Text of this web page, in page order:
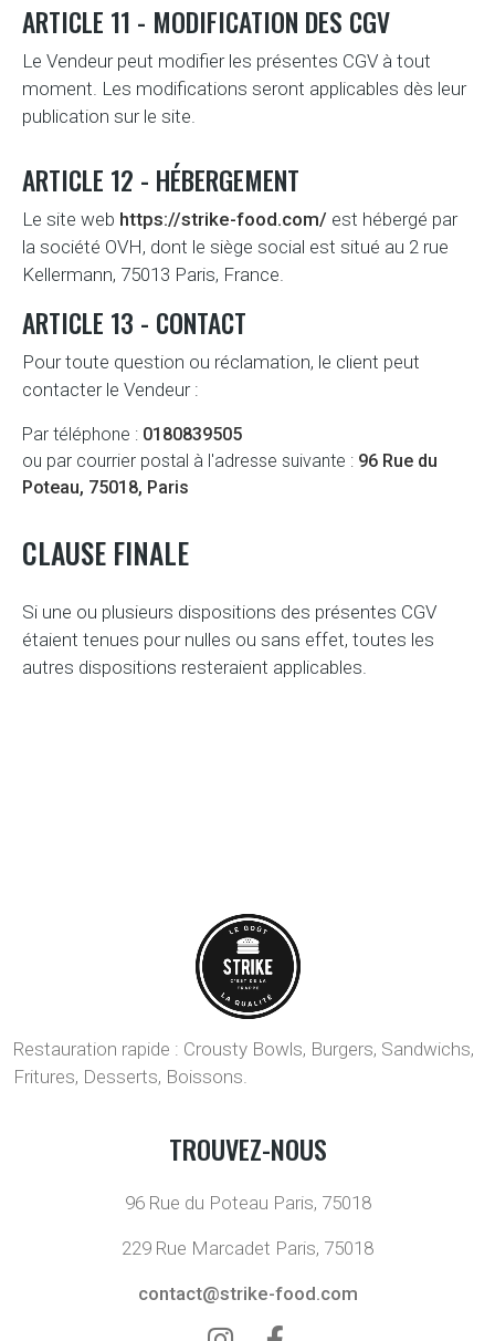
ARTICLE 11 - MODIFICATION DES CGV
Le Vendeur peut modifier les présentes CGV à tout
moment. Les modifications seront applicables dès leur
publication sur le site.
ARTICLE 12 - HÉBERGEMENT
Le site web https://strike-food.com/ est hébergé par
la société OVH, dont le siège social est situé au 2 rue
Kellermann, 75013 Paris, France.
ARTICLE 13 - CONTACT
Pour toute question ou réclamation, le client peut
contacter le Vendeur :
Par téléphone : 0180839505
ou par courrier postal à l'adresse suivante : 96 Rue du
Poteau, 75018, Paris
CLAUSE FINALE
Si une ou plusieurs dispositions des présentes CGV
étaient tenues pour nulles ou sans effet, toutes les
autres dispositions resteraient applicables.
Restauration rapide : Crousty Bowls, Burgers, Sandwichs,
Fritures, Desserts, Boissons.
TROUVEZ-NOUS
96 Rue du Poteau Paris, 75018
229 Rue Marcadet Paris, 75018
contact@strike-food.com